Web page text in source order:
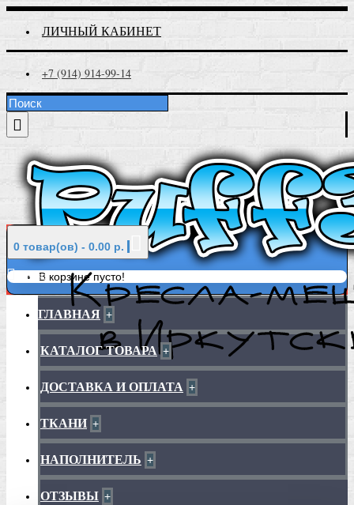
ЛИЧНЫЙ КАБИНЕТ
+7 (914) 914-99-14
0 товар(ов) - 0.00 р.
В корзине пусто!
Меню
ГЛАВНАЯ +
КАТАЛОГ ТОВАРА +
ДОСТАВКА И ОПЛАТА +
ТКАНИ +
НАПОЛНИТЕЛЬ +
ОТЗЫВЫ +